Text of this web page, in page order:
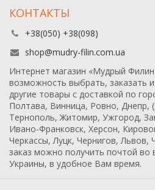
КОНТАКТЫ
+38(050) +38(098)
shop@mudry-filin.com.ua
Интернет магазин «Мудрый
возможность выбрать, заказать и
другие товары с доставкой по
Полтава, Винница, Ровно, Днепр,
Тернополь, Житомир, Ужгород,
Ивано-Франковск, Херсон,
Черкассы, Луцк, Чернигов, Львов,
заказ можно получить почтой во
Украины, в удобное Вам время.